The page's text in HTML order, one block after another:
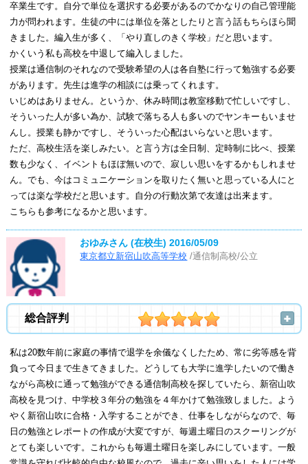
卒業生です。自分で単位を選択する必要があるのでかなりの自己管理能
力が問われます。生徒の中には単位を落としたりと言う話もちらほら聞
きました。編入生が多く、「やり直しのきく学校」だと思います。
かくいう私も高校を中退して編入しました。
授業は通信制のそれなので受験希望の人は各自塾に行って勉強する必要
があります。先生は進学の相談には乗ってくれます。
いじめはありません。というか、休み時間は教室移動で忙しいですし、
そういった人が多い為か、試験で落ちる人も多いのでヤンキーもいませ
んし。授業も静かですし、そういった心配はいらないと思います。
ただ、高校生活を楽しみたい。と言う方は全日制、定時制に比べ、授業
数も少なく、イベントもほぼ無いので、寂しい思いをするかもしれませ
ん。でも、今はコミュニケーションを取りたく無いと思っている人にと
っては楽な学校だと思います。自分の行動次第で友達は出来ます。
こちらも参考になるかと思います。
おゆみさん (在校生)2016/05/09
東京都立新宿山吹高等学校 /通信制高校/公立
総合評判
私は20数年前に家庭の事情で退学を余儀なくしたため、常に劣等感を背
負って今日まで生きてきました。どうしても大学に進学したいので働き
ながら高校に通って勉強ができる通信制高校を探していたら、新宿山吹
高校を見つけ、中学校３年分の勉強を４年かけて勉強致しました。よう
やく新宿山吹に合格・入学することができ、仕事をしながらなので、毎
日の勉強とレポートの作成が大変ですが、毎週土曜日のスクーリングが
とても楽しいです。これからも毎週土曜日を楽しみにしています。一般